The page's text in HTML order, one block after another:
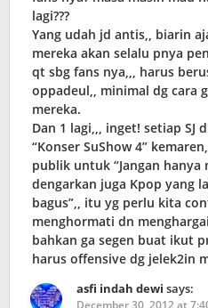
lagi???
Yang udah jd antis,, biarin
mereka akan selalu pnya
qt sbg fans nya,,, harus
oppadeul,, minimal dg cara
mereka.
Dan 1 lagi,,, inget! setiap SJ
“Konser SuShow 4”
publik untuk “Jangan
dengarkan juga Kpop yang
bagus”,, itu yg perlu kita
menghormati dn
bahkan ga segen buat ikut
harus offensive dg jelek2in
asfi indah dewi says: